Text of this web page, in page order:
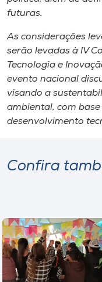
futuras.
As considerações
serão levadas à IV
Tecnologia e
evento nacional
visando a
ambiental, com
desenvolvimento
Confira